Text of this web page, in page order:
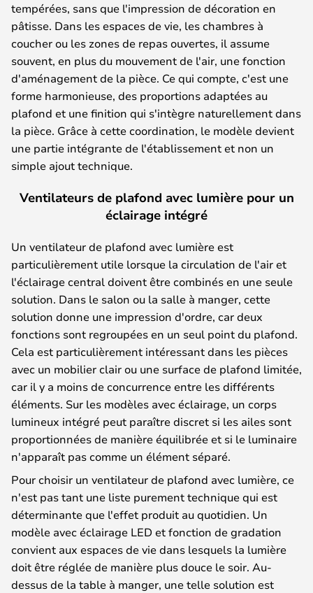
tempérées, sans que l'impression de décoration en
pâtisse. Dans les espaces de vie, les chambres à
coucher ou les zones de repas ouvertes, il assume
souvent, en plus du mouvement de l'air, une fonction
d'aménagement de la pièce. Ce qui compte, c'est une
forme harmonieuse, des proportions adaptées au
plafond et une finition qui s'intègre naturellement dans
la pièce. Grâce à cette coordination, le modèle devient
une partie intégrante de l'établissement et non un
simple ajout technique.
Ventilateurs de plafond avec lumière pour un
éclairage intégré
Un ventilateur de plafond avec lumière est
particulièrement utile lorsque la circulation de l'air et
l'éclairage central doivent être combinés en une seule
solution. Dans le salon ou la salle à manger, cette
solution donne une impression d'ordre, car deux
fonctions sont regroupées en un seul point du plafond.
Cela est particulièrement intéressant dans les pièces
avec un mobilier clair ou une surface de plafond limitée,
car il y a moins de concurrence entre les différents
éléments. Sur les modèles avec éclairage, un corps
lumineux intégré peut paraître discret si les ailes sont
proportionnées de manière équilibrée et si le luminaire
n'apparaît pas comme un élément séparé.
Pour choisir un ventilateur de plafond avec lumière, ce
n'est pas tant une liste purement technique qui est
déterminante que l'effet produit au quotidien. Un
modèle avec éclairage LED et fonction de gradation
convient aux espaces de vie dans lesquels la lumière
doit être réglée de manière plus douce le soir. Au-
dessus de la table à manger, une telle solution est